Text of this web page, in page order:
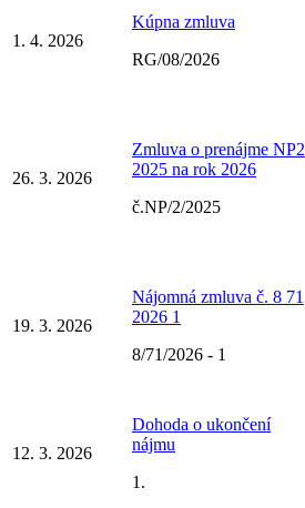
1. 4. 2026
Kúpna zmluva
RG/08/2026
26. 3. 2026
Zmluva o prenájme NP2
2025 na rok 2026
č.NP/2/2025
19. 3. 2026
Nájomná zmluva č. 8 71
2026 1
8/71/2026 - 1
12. 3. 2026
Dohoda o ukončení
nájmu
1.